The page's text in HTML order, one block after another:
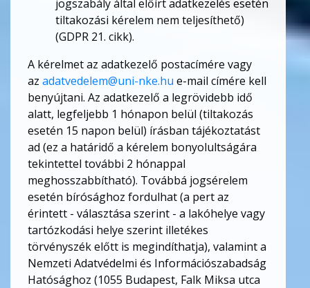
jogszabály által előírt adatkezelés esetén
tiltakozási kérelem nem teljesíthető)
(GDPR 21. cikk).
A kérelmet az adatkezelő postacímére vagy
az adatvedelem@uni-nke.hu e-mail címére kell
benyújtani. Az adatkezelő a legrövidebb idő
alatt, legfeljebb 1 hónapon belül (tiltakozás
esetén 15 napon belül) írásban tájékoztatást
ad (ez a határidő a kérelem bonyolultságára
tekintettel további 2 hónappal
meghosszabbítható). Továbbá jogsérelem
esetén bírósághoz fordulhat (a pert az
érintett - választása szerint - a lakóhelye vagy
tartózkodási helye szerint illetékes
törvényszék előtt is megindíthatja), valamint a
Nemzeti Adatvédelmi és Információszabadság
Hatósághoz (1055 Budapest, Falk Miksa utca